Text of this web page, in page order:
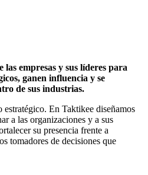
empresas y sus líderes para
ganen influencia y se
de sus industrias.
En Taktikee diseñamos
a las organizaciones y a sus
su presencia frente a
tomadores de decisiones que